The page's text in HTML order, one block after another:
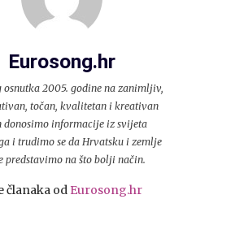
Eurosong.hr
osnutka 2005. godine na zanimljiv,
točan, kvalitetan i kreativan
donosimo informacije iz svijeta
i trudimo se da Hrvatsku i zemlje
predstavimo na što bolji način.
članaka od Eurosong.hr